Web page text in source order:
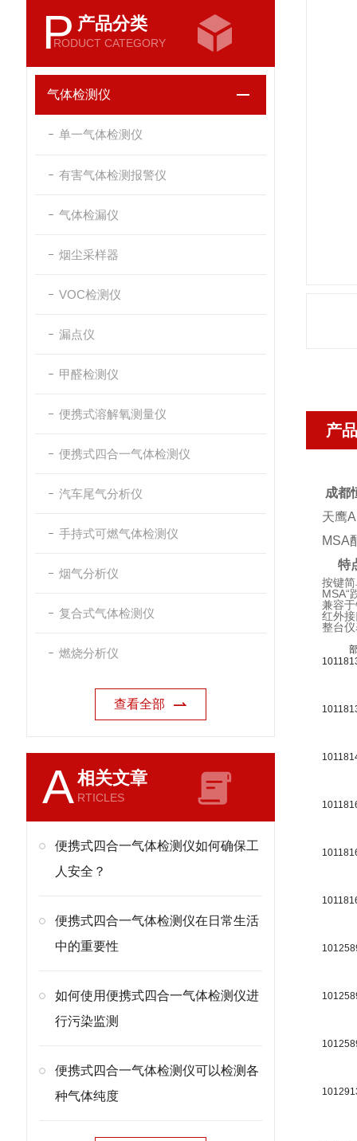
P 产品分类
RODUCT CATEGORY
气体检测仪
单一气体检测仪
有害气体检测报警仪
气体检漏仪
烟尘采样器
VOC检测仪
漏点仪
甲醛检测仪
便携式溶解氧测量仪
便携式四合一气体检测仪
汽车尾气分析仪
手持式可燃气体检测仪
烟气分析仪
复合式气体检测仪
燃烧分析仪
查看全部
A相关文章
RTICLES
便携式四合一气体检测仪如何确保工
人安全？
便携式四合一气体检测仪在日常生活
中的重要性
如何使用便携式四合一气体检测仪进
行污染监测
便携式四合一气体检测仪可以检测各
种气体纯度
产
成都
天鹰
MSA
特
按键
MSA“
兼容
红外
整台